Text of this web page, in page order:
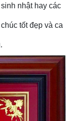
nhật hay các
tốt đẹp và ca